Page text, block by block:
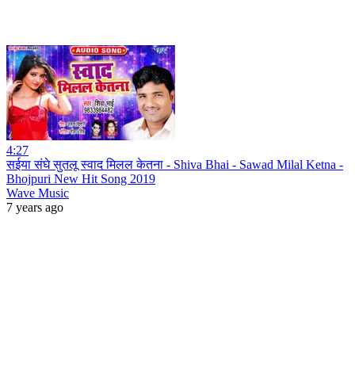
4:27
सईया संघे सुतलू स्वाद मिलल केतना - Shiva Bhai - Sawad Milal Ketna -
Bhojpuri New Hit Song 2019
Wave Music
7 years ago